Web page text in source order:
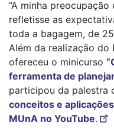
“A minha
refletisse as
toda a bagagem, de
Além da realização do
ofereceu o minicurso
ferramenta de
participou da palestra
conceitos e
MUnA no YouTube.